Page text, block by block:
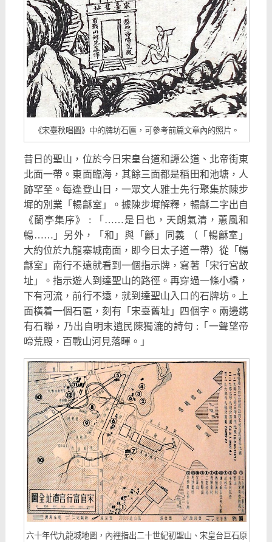
《宋臺秋唱圖》中的牌坊石匾，可參考前篇文章內的照片。
昔日的聖山，位於今日宋皇台道和譚公道、北帝街東
北面一帶。東面臨海，其餘三面都是稻田和池塘，人
跡罕至。每逢登山日，一眾文人雅士先行聚集於陳步
墀的別業「暢龢室」。據陳步墀解釋，暢龢二字出自
《蘭亭集序》 : 「……是日也，天朗氣清，蕙風和
暢……」另外，「和」與「龢」同義 （「暢龢室」
大約位於九龍寨城南面，即今日太子道一帶）從「暢
龢室」南行不遠就看到一個指示牌，寫著「宋行宮故
址」。指示遊人到達聖山的路徑。再穿過一條小橋，
下有河流，前行不遠，就到達聖山入口的石牌坊。上
面橫着一個石匾，刻有「宋臺舊址」四個字。兩邊鎸
有石聯，乃出自明末遺民陳獨漉的詩句 :「一聲望帝
啼荒殿，百戰山河見落暉。」
六十年代九龍城地圖，內裡指出二十世紀初聖山、宋皇台巨石原